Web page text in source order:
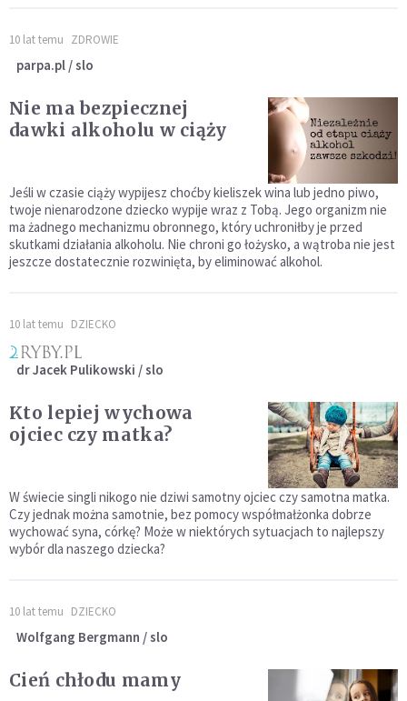
10 lat temu ZDROWIE
parpa.pl / slo
Nie ma bezpiecznej
dawki alkoholu w ciąży
Jeśli w czasie ciąży wypijesz choćby kieliszek wina lub jedno piwo,
twoje nienarodzone dziecko wypije wraz z Tobą. Jego organizm nie
ma żadnego mechanizmu obronnego, który uchroniłby je przed
skutkami działania alkoholu. Nie chroni go łożysko, a wątroba nie jest
jeszcze dostatecznie rozwinięta, by eliminować alkohol.
10 lat temu DZIECKO
dr Jacek Pulikowski / slo
Kto lepiej wychowa
ojciec czy matka?
W świecie singli nikogo nie dziwi samotny ojciec czy samotna matka.
Czy jednak można samotnie, bez pomocy współmałżonka dobrze
wychować syna, córkę? Może w niektórych sytuacjach to najlepszy
wybór dla naszego dziecka?
10 lat temu DZIECKO
Wolfgang Bergmann / slo
Cień chłodu mamy